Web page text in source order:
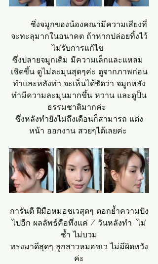
จะทะลุมากในอนาคต ถ้าหากปล่อยทิ้งไว้
ไม่รับการแก้ไข
ซึ่งปลายจมูกเดิม มีความเล็กและแหลม
เชิดขึ้น ดูไม่ละมุนสุดๆค่ะ ดูจากภาพก่อน
ทำและหลังทำ จะเห็นได้ชัดว่า จมูกหลัง
ทำมีความละมุนมากขึ้น หวาน และดูป็น
ธรรมชาติมากค่ะ
ซึ่งหลังทำยังไม่ถึงเดือนก็สามารถ แต่ง
หน้า ออกงาน สวยๆได้เลยค่ะ
การันตี ฝีมือหมอชเวสุดๆ ตอกย้ำความปัง
ไปอีก ผลลัพธ์คือทึ่งแค่ 7 วันหลังทำ  ไม่
ช้ำ ไม่บวม
ทรงมาดีสุดๆ ลูกสาวหมอชเว ไม่มีผิดหวัง
ค่ะ